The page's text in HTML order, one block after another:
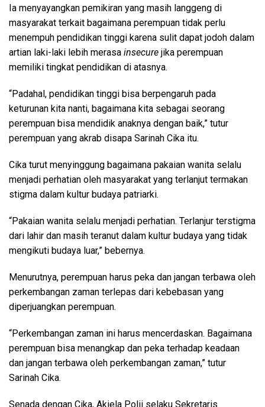
Ia menyayangkan pemikiran yang masih langgeng di
masyarakat terkait bagaimana perempuan tidak perlu
menempuh pendidikan tinggi karena sulit dapat jodoh dalam
artian laki-laki lebih merasa insecure jika perempuan
memiliki tingkat pendidikan di atasnya.
“Padahal, pendidikan tinggi bisa berpengaruh pada
keturunan kita nanti, bagaimana kita sebagai seorang
perempuan bisa mendidik anaknya dengan baik,” tutur
perempuan yang akrab disapa Sarinah Cika itu.
Cika turut menyinggung bagaimana pakaian wanita selalu
menjadi perhatian oleh masyarakat yang terlanjut termakan
stigma dalam kultur budaya patriarki.
“Pakaian wanita selalu menjadi perhatian. Terlanjur terstigma
dari lahir dan masih teranut dalam kultur budaya yang tidak
mengikuti budaya luar,” bebernya.
Menurutnya, perempuan harus peka dan jangan terbawa oleh
perkembangan zaman terlepas dari kebebasan yang
diperjuangkan perempuan.
“Perkembangan zaman ini harus mencerdaskan. Bagaimana
perempuan bisa menangkap dan peka terhadap keadaan
dan jangan terbawa oleh perkembangan zaman,” tutur
Sarinah Cika.
Senada dengan Cika, Akiela Polii selaku Sekretaris